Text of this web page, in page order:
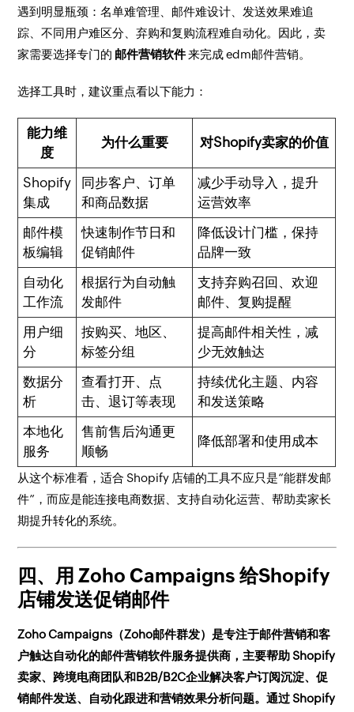
遇到明显瓶颈：名单难管理、邮件难设计、发送效果难追
踪、不同用户难区分、弃购和复购流程难自动化。因此，卖
家需要选择专门的 邮件营销软件来完成 edm邮件营销。
选择工具时，建议重点看以下能力：
能力维
度
为什么重要 对Shopify卖家的价值
Shopify
集成
同步客户、订单
和商品数据
减少手动导入，提升
运营效率
邮件模
板编辑
快速制作节日和
促销邮件
降低设计门槛，保持
品牌一致
自动化
工作流
根据行为自动触
发邮件
支持弃购召回、欢迎
邮件、复购提醒
用户细
分
按购买、地区、
标签分组
提高邮件相关性，减
少无效触达
数据分
析
查看打开、点
击、退订等表现
持续优化主题、内容
和发送策略
本地化
服务
售前售后沟通更
顺畅
降低部署和使用成本
从这个标准看，适合 Shopify 店铺的工具不应只是“能群发邮
件”，而应是能连接电商数据、支持自动化运营、帮助卖家长
期提升转化的系统。
四、用 Zoho Campaigns 给Shopify
店铺发送促销邮件
Zoho Campaigns（Zoho邮件群发）是专注于邮件营销和客
户触达自动化的邮件营销软件服务提供商，主要帮助 Shopify
卖家、跨境电商团队和B2B/B2C企业解决客户订阅沉淀、促
销邮件发送、自动化跟进和营销效果分析问题。通过 Shopify